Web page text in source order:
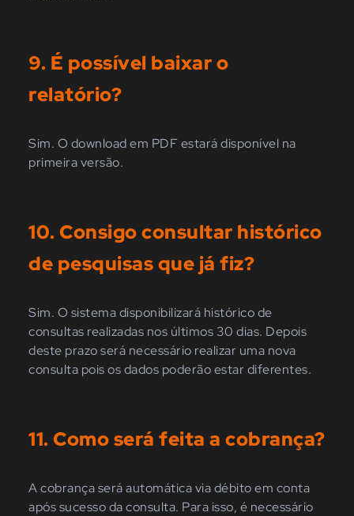
9. É possível baixar o
relatório?
Sim. O download em PDF estará disponível na
primeira versão.
10. Consigo consultar histórico
de pesquisas que já fiz?
Sim. O sistema disponibilizará histórico de
consultas realizadas nos últimos 30 dias. Depois
deste prazo será necessário realizar uma nova
consulta pois os dados poderão estar diferentes.
11. Como será feita a cobrança?
A cobrança será automática via débito em conta
após sucesso da consulta. Para isso, é necessário